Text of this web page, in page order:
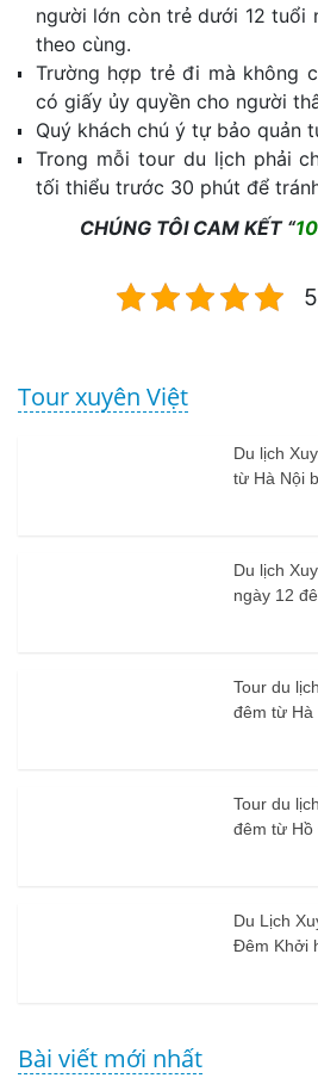
người lớn còn trẻ dưới 12 tuổi
theo cùng.
Trường hợp trẻ đi mà không
có giấy ủy quyền cho người
Quý khách chú ý tự bảo quản
Trong mỗi tour du lịch phải
tối thiểu trước 30 phút để
CHÚNG TÔI CAM KẾT “
Tour xuyên Việt
Du lịch
từ Hà Nội
Du lịch
ngày 12
Tour du
đêm từ Hà
Tour du
đêm từ Hồ
Du Lịch
Đêm Khởi
Bài viết mới nhất